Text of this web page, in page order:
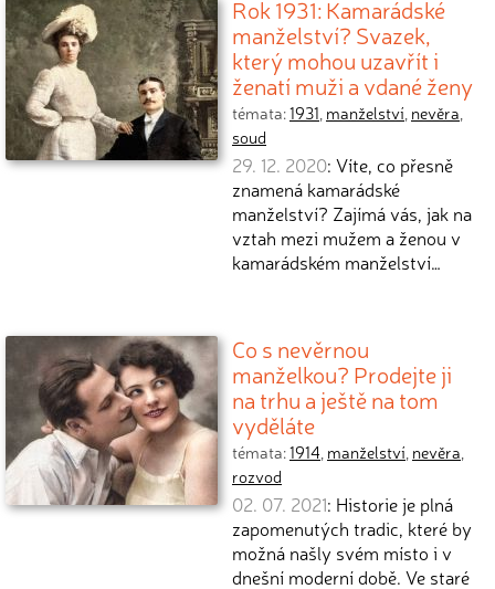
Rok 1931: Kamarádské
manželství? Svazek,
který mohou uzavřít i
ženatí muži a vdané ženy
témata:1931, manželství, nevěra,
soud
29. 12. 2020: Víte, co přesně
znamená kamarádské
manželství? Zajímá vás, jak na
vztah mezi mužem a ženou v
kamarádském manželství…
Co s nevěrnou
manželkou? Prodejte ji
na trhu a ještě na tom
vyděláte
témata:1914, manželství, nevěra,
rozvod
02. 07. 2021: Historie je plná
zapomenutých tradic, které by
možná našly svém místo i v
dnešní moderní době. Ve staré